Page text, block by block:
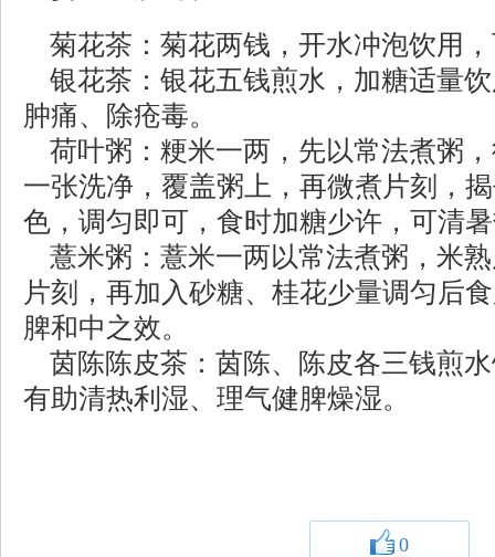
菊花茶：菊花两钱，开水冲泡饮用
银花茶：银花五钱煎水，加糖适量
肿痛、除疮毒。
荷叶粥：粳米一两，先以常法煮粥
一张洗净，覆盖粥上，再微煮片刻，
色，调匀即可，食时加糖少许，可清
薏米粥：薏米一两以常法煮粥，米
片刻，再加入砂糖、桂花少量调匀后
脾和中之效。
茵陈陈皮茶：茵陈、陈皮各三钱煎
有助清热利湿、理气健脾燥湿。
0